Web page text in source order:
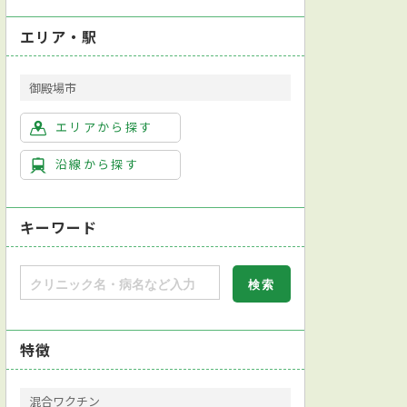
エリア・駅
御殿場市
エリアから探す
沿線から探す
キーワード
特徴
混合ワクチン